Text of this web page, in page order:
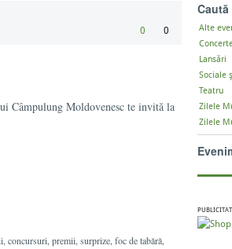
0
0
Câmpulung Moldovenesc te invită la
premii, surprize, foc de tabără,
Alte
Lansări
Sociale
Teatru
Zilele
Zilele